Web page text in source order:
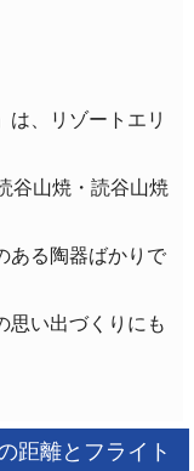
、リゾートエリ
谷山焼・読谷山焼
ある陶器ばかりで
思い出づくりにも
距離とフライト